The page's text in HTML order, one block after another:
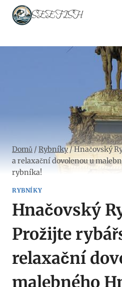
Přeskočit
SEEFISH
Domů / Rybníky/Hnačovský
a relaxační dovolenou u
rybníka!
RYBNÍKY
Hnačovský
Prožijte
relaxační
malebného